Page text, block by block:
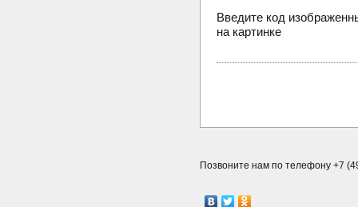
Введите код
на картинке
Позвоните нам по телефону +7